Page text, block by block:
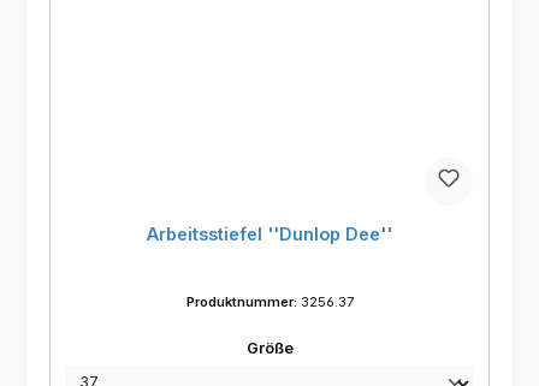
Arbeitsstiefel ''Dunlop Dee''
Produktnummer: 3256.37
Größeauswählen